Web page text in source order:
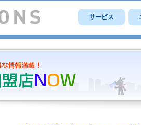
サービス